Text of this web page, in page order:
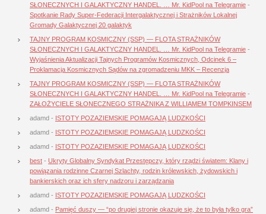
SŁONECZNYCH I GALAKTYCZNY HANDEL. … Mr. KidPool na Telegramie -
Spotkanie Rady Super-Federacji Intergalaktycznej i Strażników Lokalnej
Gromady Galaktycznej 20 galaktyk
TAJNY PROGRAM KOSMICZNY (SSP) — FLOTA STRAŻNIKÓW
SŁONECZNYCH I GALAKTYCZNY HANDEL. … Mr. KidPool na Telegramie -
Wyjaśnienia Aktualizacji Tajnych Programów Kosmicznych, Odcinek 6 –
Proklamacja Kosmicznych Sądów na zgromadzeniu MKK – Recenzja
TAJNY PROGRAM KOSMICZNY (SSP) — FLOTA STRAŻNIKÓW
SŁONECZNYCH I GALAKTYCZNY HANDEL. … Mr. KidPool na Telegramie -
ZAŁOŻYCIELE SŁONECZNEGO STRAŻNIKA Z WILLIAMEM TOMPKINSEM
adamd - ISTOTY POZAZIEMSKIE POMAGAJĄ LUDZKOŚCI
adamd - ISTOTY POZAZIEMSKIE POMAGAJĄ LUDZKOŚCI
adamd - ISTOTY POZAZIEMSKIE POMAGAJĄ LUDZKOŚCI
best - Ukryty Globalny Syndykat Przestępczy, który rządzi światem: Klany i
powiązania rodzinne Czarnej Szlachty, rodzin królewskich, żydowskich i
bankierskich oraz ich sfery nadzoru i zarządzania
adamd - ISTOTY POZAZIEMSKIE POMAGAJĄ LUDZKOŚCI
adamd - Pamięć duszy — “po drugiej stronie okazuje się, że to była tylko gra”